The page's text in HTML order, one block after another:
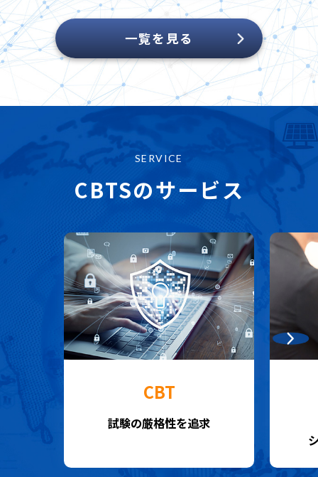
一覧を見る
SERVICE
CBTSのサービス
CBT
試験の厳格性を追求